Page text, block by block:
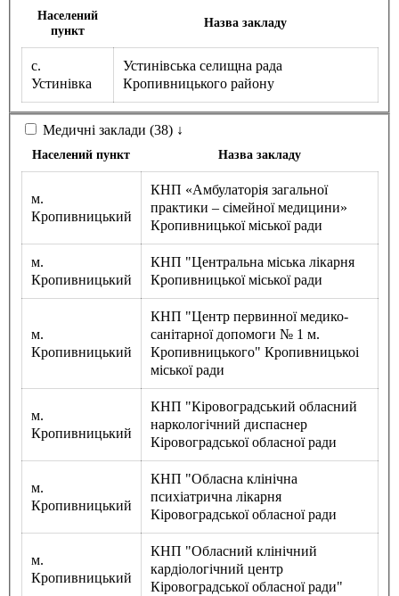
Посилання сторінок УТОГ
Контакти
Навчальні програми
Дошкільна освіта
Загальна освіта
Для абітурієнтів
Уроки
Правознавство
Я досліджую світ
товариства глухих
Підготовка перекладачів
"Сервіс УТОГ"
Атестація
Безбар'єрність для глухих
Вінницька область
Волинська область
Дніпропетровська область
Донецька область
Житомирська область
Закарпатська область
Запорізька область
Івано-Франківська область
Київ
Київська область
Кіровоградська область
Львівська область
Миколаївська область
Населений
пункт
Назва закладу
с.
Устинівка
Устинівська селищна рада
Кропивницького району
Медичні заклади (38) ↓
Населений пункт Назва закладу
м.
Кропивницький
КНП «Амбулаторія загальної
практики – сімейної медицини»
Кропивницької міської ради
м.
Кропивницький
КНП "Центральна міська лікарня
Кропивницької міської ради
м.
Кропивницький
КНП "Центр первинної медико-
санітарної допомоги № 1 м.
Кропивницького" Кропивницькоі
міської ради
м.
Кропивницький
КНП "Кіровоградський обласний
наркологічний диспаснер
Кіровоградської обласної ради
м.
Кропивницький
КНП "Обласна клінічна
психіатрична лікарня
Кіровоградської обласної ради
м.
Кропивницький
КНП "Обласний клінічний
кардіологічний центр
Кіровоградської обласної ради"